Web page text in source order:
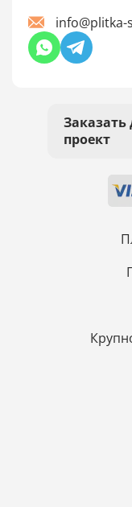
проект
info@plitka-